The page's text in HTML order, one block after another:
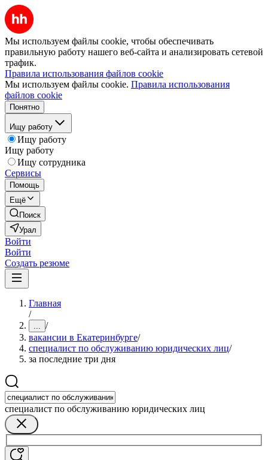
Мы используем файлы cookie, чтобы обеспечивать
правильную работу нашего веб-сайта и анализировать сетевой
трафик.
Правила использования файлов cookie
Мы используем файлы cookie. Правила использования
файлов cookie
Понятно
Ищу работу
Ищу работу
Ищу работу
Ищу сотрудника
Сервисы
Помощь
Ещё
Поиск
Урал
Войти
Войти
Создать резюме
Главная
/
... /
вакансии в Екатеринбурге/
специалист по обслуживанию юридических лиц/
за последние три дня
специалист по обслуживанию юридических лиц